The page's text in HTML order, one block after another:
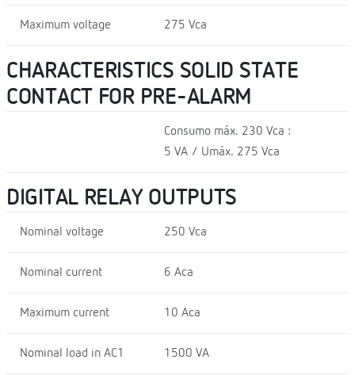
Maximum voltage 275 Vca
CHARACTERISTICS SOLID STATE
CONTACT FOR PRE-ALARM
Consumo máx. 230 Vca :
5 VA / Umáx. 275 Vca
DIGITAL RELAY OUTPUTS
Nominal voltage 250 Vca
Nominal current 6 Aca
Maximum current 10 Aca
Nominal load in AC1 1500 VA